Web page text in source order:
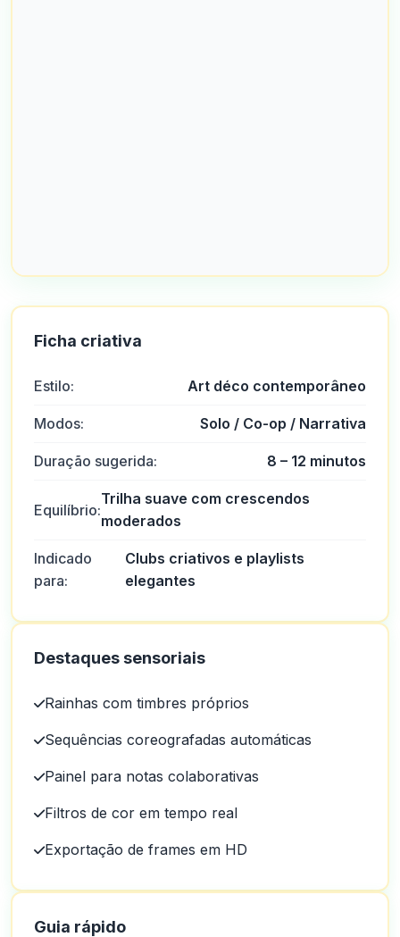
Ficha criativa
Estilo: Art déco contemporâneo
Modos: Solo / Co-op / Narrativa
Duração sugerida: 8 – 12 minutos
Equilíbrio:
Trilha suave com crescendos
moderados
Indicado
para:
Clubs criativos e playlists
elegantes
Destaques sensoriais
Rainhas com timbres próprios
Sequências coreografadas automáticas
Painel para notas colaborativas
Filtros de cor em tempo real
Exportação de frames em HD
Guia rápido